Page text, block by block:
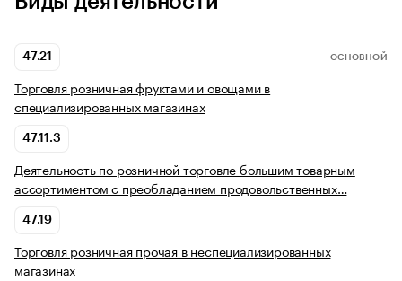
47.21 ОСНОВНОЙ
Торговля розничная фруктами и овощами в
специализированных магазинах
47.11.3
Деятельность по розничной торговле большим товарным
ассортиментом с преобладанием продовольственных…
47.19
Торговля розничная прочая в неспециализированных
магазинах